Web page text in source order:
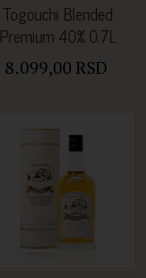
Togouchi Blended
Premium 40% 0.7L
8.099,00 RSD